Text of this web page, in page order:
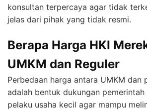
konsultan terpercaya agar tidak
jelas dari pihak yang tidak resmi.
Berapa Harga HKI
UMKM dan Reguler
Perbedaan harga antara UMKM dan
adalah bentuk dukungan
pelaku usaha kecil agar mampu